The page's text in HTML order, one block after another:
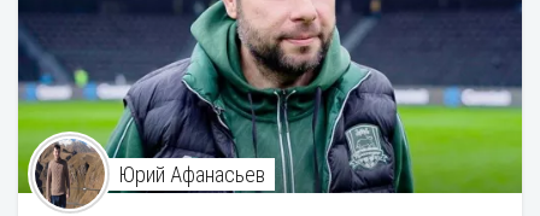
Юрий Афанасьев